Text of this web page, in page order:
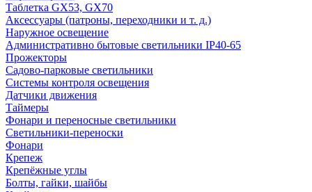
Таблетка GX53, GX70
Аксессуары (патроны, переходники и т. д.)
Наружное освещение
Административно бытовые светильники IP40-65
Прожекторы
Садово-парковые светильники
Системы контроля освещения
Датчики движения
Таймеры
Фонари и переносные светильники
Светильники-переноски
Фонари
Крепеж
Крепёжные углы
Болты, гайки, шайбы